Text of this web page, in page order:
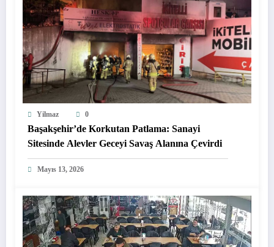
Yilmaz 0
Başakşehir’de Korkutan Patlama: Sanayi
Sitesinde Alevler Geceyi Savaş Alanına Çevirdi
Mayıs 13, 2026